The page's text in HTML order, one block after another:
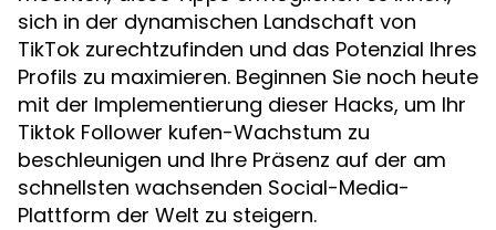
sich in der dynamischen Landschaft von
TikTok zurechtzufinden und das Potenzial Ihres
Profils zu maximieren. Beginnen Sie noch heute
mit der Implementierung dieser Hacks, um Ihr
Tiktok Follower kufen-Wachstum zu
beschleunigen und Ihre Präsenz auf der am
schnellsten wachsenden Social-Media-
Plattform der Welt zu steigern.